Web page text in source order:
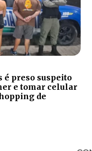
é preso suspeito
e tomar celular
de